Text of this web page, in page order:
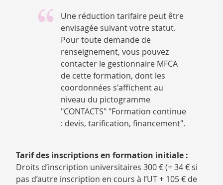
Une réduction tarifaire peut être
envisagée suivant votre statut.
Pour toute demande de
renseignement, vous pouvez
contacter le gestionnaire MFCA
de cette formation, dont les
coordonnées s'affichent au
niveau du pictogramme
"CONTACTS" "Formation continue
: devis, tarification, financement".
Tarif des inscriptions en formation initiale :
Droits d’inscription universitaires 300 € (+ 34 € si
pas d’autre inscription en cours à l’UT + 105 € de